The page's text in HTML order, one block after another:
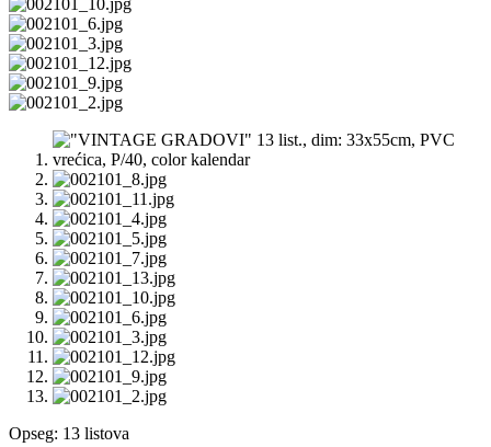
Opseg: 13 listova